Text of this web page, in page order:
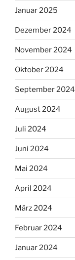
Januar 2025
Dezember 2024
November 2024
Oktober 2024
September 2024
August 2024
Juli 2024
Juni 2024
Mai 2024
April 2024
März 2024
Februar 2024
Januar 2024